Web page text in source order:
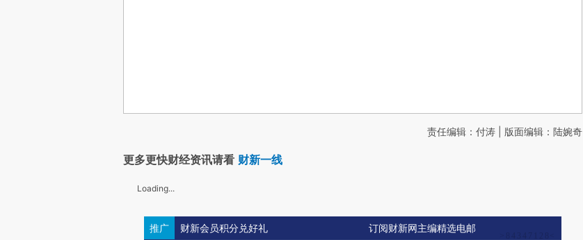
责任编辑：付涛 | 版面编辑：陆婉奇
更多更快财经资讯请看 财新一线
Loading...
推广 财新会员积分兑好礼 订阅财新网主编精选电邮